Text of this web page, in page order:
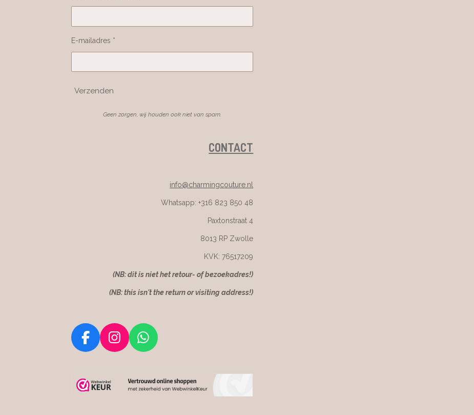
E-mailadres *
Verzenden
Geen zorgen, wij houden ook niet van spam.
CONTACT
info@charmingcouture.nl
Whatsapp: +316 823 850 48
Paxtonstraat 4
8013 RP Zwolle
KVK: 76517209
(NB: dit is niet het retour- of bezoekadres!)
(NB: this isn't the return or visiting address!)
F
e
I
W
t